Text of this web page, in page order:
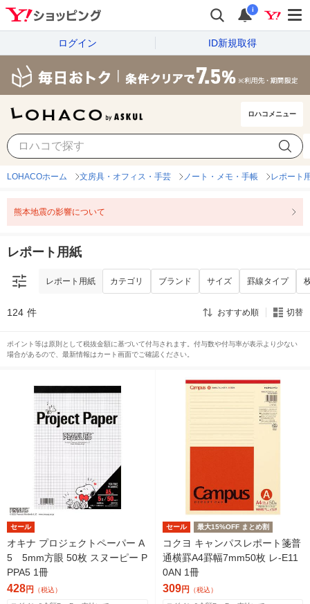
i
ログイン ID新規取得
ロハコメニュー
レポート用紙
LOHACOホーム 文房具・オフィス・手芸 ノート・メモ・手帳 レポート
熊本地震の影響について
レポート用紙
レポート用紙 カテゴリ ブランド サイズ 罫線タイプ
124 件 おすすめ順 切替
ポイント等は原則として税抜金額に基づいて付与されます。付与数や付与率が表示より少ない
場合があるので、最新情報はカート画面でご確認ください。
セール
オキナ プロジェクトペーパー A
5 5mm方眼 50枚 スヌーピー P
PPA5 1冊
428円 （税込）
セール 最大15%OFF まとめ割
コクヨ キャンパスレポート箋普
通横罫A4罫幅7mm50枚 レ-E11
0AN 1冊
309円 （税込）